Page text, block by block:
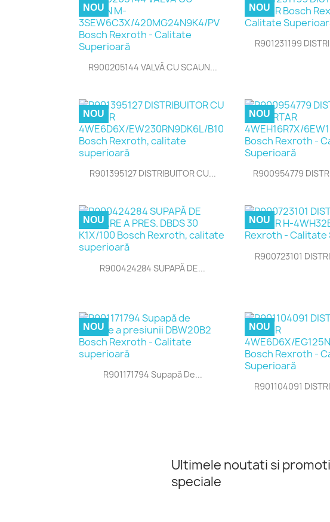
 Vizualizare rapida
R900205144 VALVĂ CU SCAUN...
NOU

R901231199
NOU
 Vizualizare rapida
R901395127 DISTRIBUITOR CU...
NOU

R900954779
NOU
 Vizualizare rapida
R900424284 SUPAPĂ DE...
NOU

R900723101
NOU
 Vizualizare rapida
R901171794 Supapă De...
NOU

R901104091
NOU
Ultimele noutati si
speciale